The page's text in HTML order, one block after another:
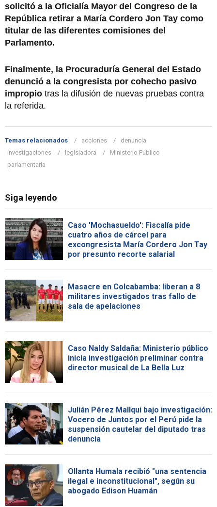
solicitó a la Oficialía Mayor del Congreso de la
República retirar a María Cordero Jon Tay como
titular de las diferentes comisiones del
Parlamento.
Finalmente, la Procuraduría General del Estado
denunció a la congresista por cohecho pasivo
impropio tras la difusión de nuevas pruebas contra
la referida.
Temas relacionados acciones
denuncia
investigaciones
legisladora
Ministerio Público
parlamentaria
Siga leyendo
Caso 'Mochasueldo': Fiscalía pide
cuatro años de cárcel para
excongresista María Cordero Jon Tay
por presunto recorte salarial
Masacre en Colcabamba: liberan a 8
militares investigados tras fallo de
sala de apelaciones
Caso Naldy Saldaña: Ministerio público
inicia investigación preliminar contra
director musical de La Bella Luz
Julián Pérez Mallqui bajo investigación:
Vocero de Juntos por el Perú pide la
suspensión cautelar del diputado tras
denuncia
Ollanta Humala recibió "una sentencia
ilegal e inconstitucional", según su
abogado Edison Huamán